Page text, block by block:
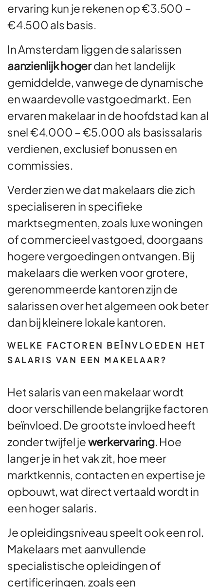
ervaring kun je rekenen op €3.500 –
€4.500 als basis.
In Amsterdam liggen de salarissen
aanzienlijk hogerdan het landelijk
gemiddelde, vanwege de dynamische
en waardevolle vastgoedmarkt. Een
ervaren makelaar in de hoofdstad kan al
snel €4.000 – €5.000 als basissalaris
verdienen, exclusief bonussen en
commissies.
Verder zien we dat makelaars die zich
specialiseren in specifieke
marktsegmenten, zoals luxe woningen
of commercieel vastgoed, doorgaans
hogere vergoedingen ontvangen. Bij
makelaars die werken voor grotere,
gerenommeerde kantoren zijn de
salarissen over het algemeen ook beter
dan bij kleinere lokale kantoren.
WELKE FACTOREN BEÏNVLOEDEN HET
SALARIS VAN EEN MAKELAAR?
Het salaris van een makelaar wordt
door verschillende belangrijke factoren
beïnvloed. De grootste invloed heeft
zonder twijfel jewerkervaring. Hoe
langer je in het vak zit, hoe meer
marktkennis, contacten en expertise je
opbouwt, wat direct vertaald wordt in
een hoger salaris.
Je opleidingsniveau speelt ook een rol.
Makelaars met aanvullende
specialistische opleidingen of
certificeringen, zoals een